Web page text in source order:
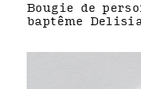
Bougie de
baptême